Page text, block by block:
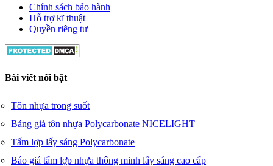
Chính sách bảo hành
Hỗ trợ kĩ thuật
Quyền riêng tư
Bài viết nổi bật
Tôn nhựa trong suốt
Bảng giá tôn nhựa Polycarbonate NICELIGHT
Tấm lợp lấy sáng Polycarbonate
Báo giá tấm lợp nhựa thông minh lấy sáng cao cấp